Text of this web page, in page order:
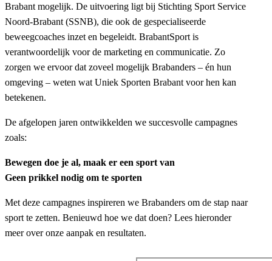
Brabant mogelijk. De uitvoering ligt bij Stichting Sport Service
Noord-Brabant (SSNB), die ook de gespecialiseerde
beweegcoaches inzet en begeleidt. BrabantSport is
verantwoordelijk voor de marketing en communicatie. Zo
zorgen we ervoor dat zoveel mogelijk Brabanders – én hun
omgeving – weten wat Uniek Sporten Brabant voor hen kan
betekenen.
De afgelopen jaren ontwikkelden we succesvolle campagnes
zoals:
Bewegen doe je al, maak er een sport van
Geen prikkel nodig om te sporten
Met deze campagnes inspireren we Brabanders om de stap naar
sport te zetten. Benieuwd hoe we dat doen? Lees hieronder
meer over onze aanpak en resultaten.